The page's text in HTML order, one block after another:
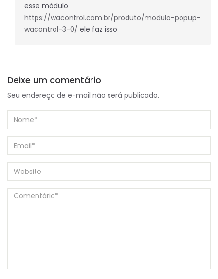
esse módulo
https://wacontrol.com.br/produto/modulo-popup-
wacontrol-3-0/ ele faz isso
Deixe um comentário
Seu endereço de e-mail não será publicado.